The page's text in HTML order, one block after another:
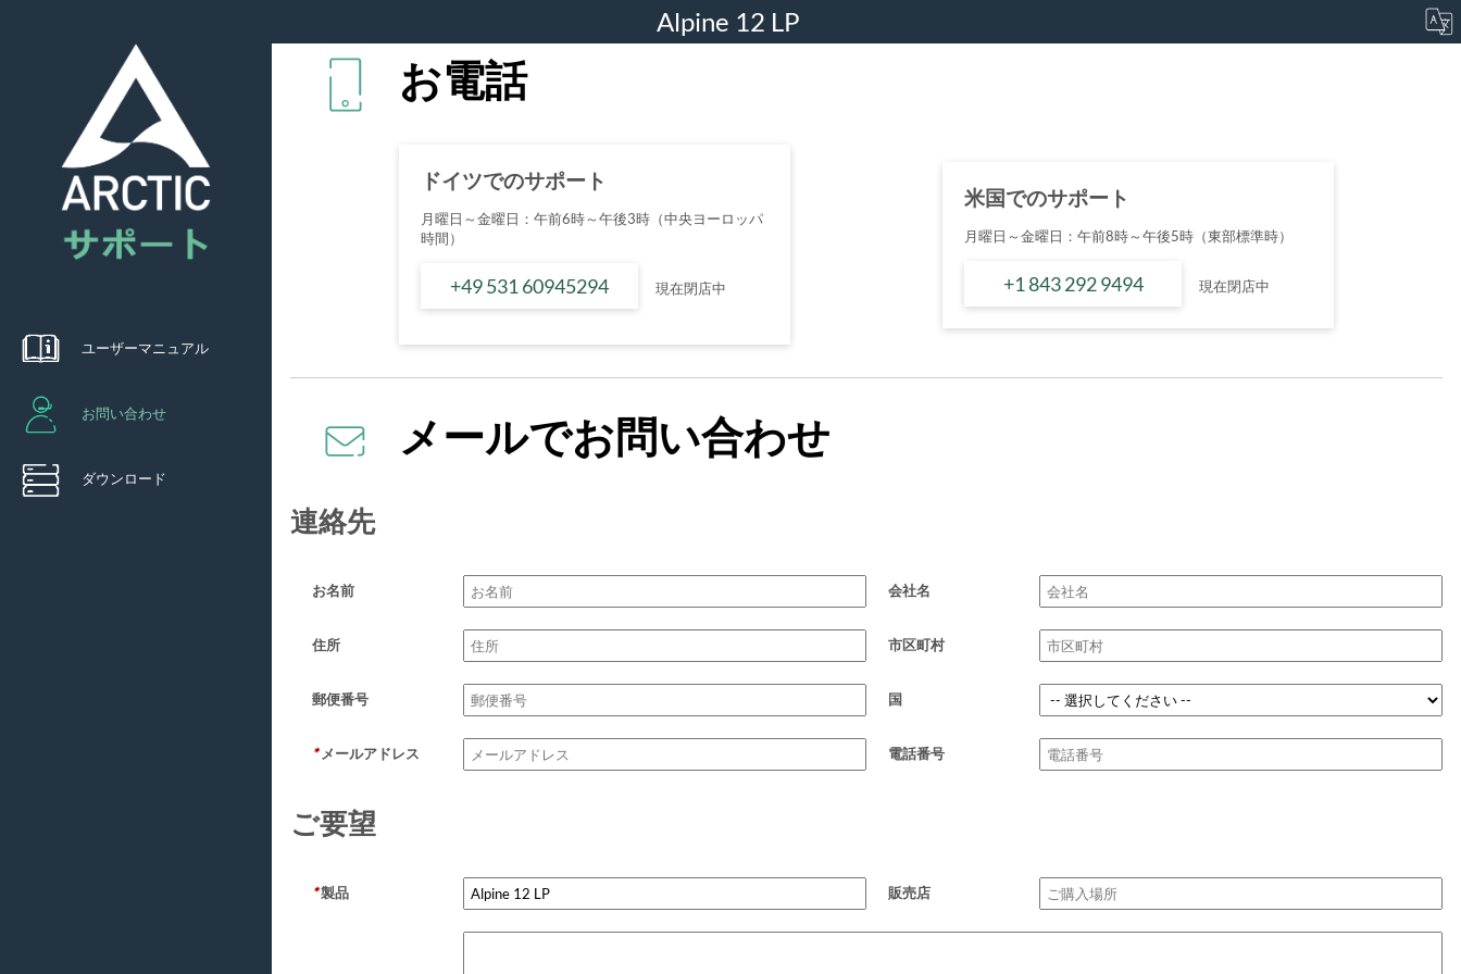
Alpine 12 LP
ユーザーマニュアル
お問い合わせ
ダウンロード
お電話
ドイツでのサポート
月曜日～金曜日：午前6時～午後3時（中央ヨーロッパ
時間）
+49 531 60945294 現在閉店中
米国でのサポート
月曜日～金曜日：午前8時～午後5時（東部標準時）
+1 843 292 9494 現在閉店中
メールでお問い合わせ
連絡先
お名前 会社名
住所 市区町村
郵便番号 国
*メールアドレス 電話番号
ご要望
*製品 販売店